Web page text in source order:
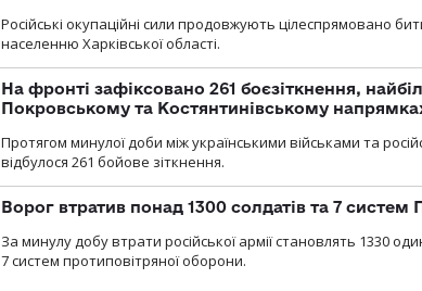
Російські окупаційні сили продовжують цілеспрямовано
населенню Харківської області.
На фронті зафіксовано 261 боєзіткнення,
Покровському та Костянтинівському
Протягом минулої доби між українськими військами та
відбулося 261 бойове зіткнення.
Ворог втратив понад 1300 солдатів та 7
За минулу добу втрати російської армії становлять 1330
7 систем протиповітряної оборони.